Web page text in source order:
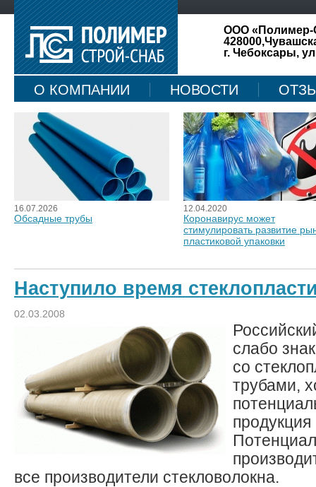
ООО «Полимер-
г. Чебоксары,
О КОМПАНИИ НОВОСТИ
КАРТА САЙТА
16.07.2026
Обсадные трубы
12.04.2020
Коронавирус может
стимулировать развитие
пластиковой упаковки
Наступило время
02.03.2008
слабо
со
трубами,
все производители стекловолокна.